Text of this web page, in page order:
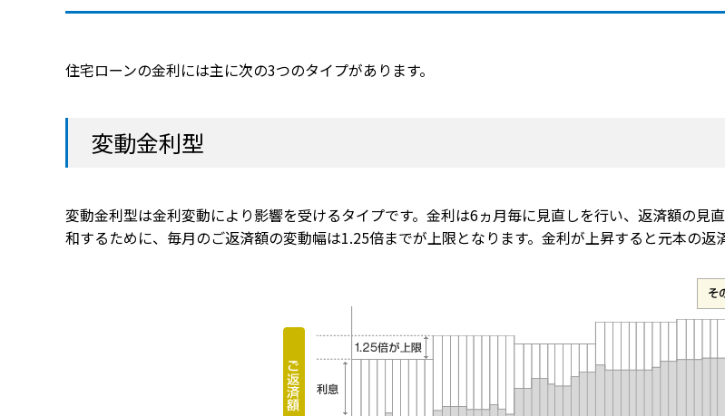
住宅ローンの金利には主に次の3つのタイプがあります。
変動金利型
変動金利型は金利変動により影響を受けるタイプです。金利は6ヵ月毎に見直しを行い、返済額の
和するために、毎月のご返済額の変動幅は1.25倍までが上限となります。金利が上昇すると元本の返